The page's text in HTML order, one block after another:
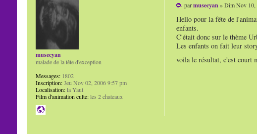
parmusecyan » Dim Nov 10,
Hello pour la fête de
enfants.
C'était donc sur le thème
Les enfants on fait leur
voila le résultat, c'est court
musecyan
malade de la tête d'exception
Messages:1802
Inscription:Jeu Nov 02, 2006 9:57 pm
Localisation:la Yaut
Film d'animation culte:les 2 chateaux